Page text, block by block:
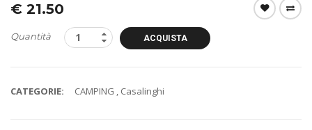
€ 21.50
Quantità ACQUISTA
CATEGORIE: CAMPING , Casalinghi